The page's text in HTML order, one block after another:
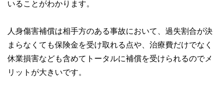
いることがわかります。
人身傷害補償は相手方のある事故において、過失割合が決
まらなくても保険金を受け取れる点や、治療費だけでなく
休業損害なども含めてトータルに補償を受けられるのでメ
リットが大きいです。